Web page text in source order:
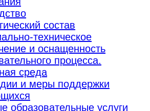
состав
техническое
и оснащенность
процесса.
среда
и меры поддержки
образовательные услуги